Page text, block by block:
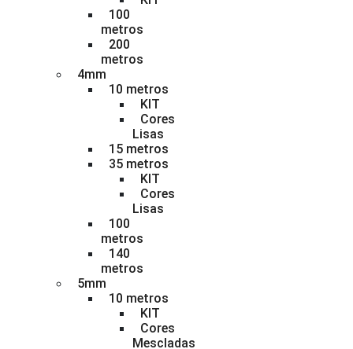
100
metros
200
metros
4mm
10 metros
KIT
Cores
Lisas
15 metros
35 metros
KIT
Cores
Lisas
100
metros
140
metros
5mm
10 metros
KIT
Cores
Mescladas